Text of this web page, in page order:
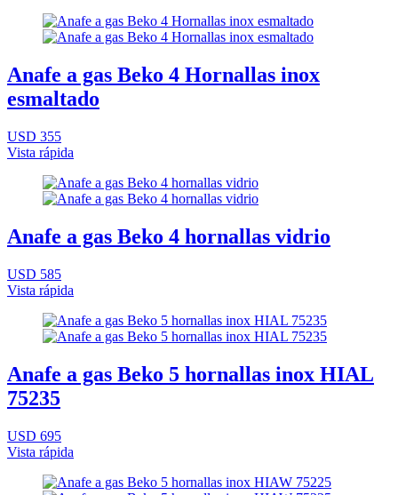
Anafe a gas Beko 4 Hornallas inox
esmaltado
USD 355
Vista rápida
Anafe a gas Beko 4 hornallas vidrio
USD 585
Vista rápida
Anafe a gas Beko 5 hornallas inox HIAL
75235
USD 695
Vista rápida